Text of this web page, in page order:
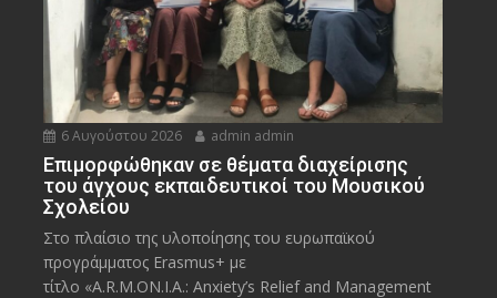
6 Αυγούστου 2026 admin admin
Eπιμορφώθηκαν σε θέματα διαχείρισης
του άγχους εκπαιδευτικοί του Μουσικού
Σχολείου
Στο πλαίσιο της υλοποίησης του ευρωπαϊκού
προγράμματος Erasmus+ με
τίτλο «A.R.M.ON.I.A.: Anxiety’s Relief and Management